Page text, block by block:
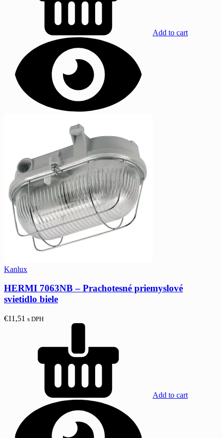
Add to cart
Kanlux
HERMI 7063NB – Prachotesné priemyslové
svietidlo biele
€11,51 s DPH
Add to cart